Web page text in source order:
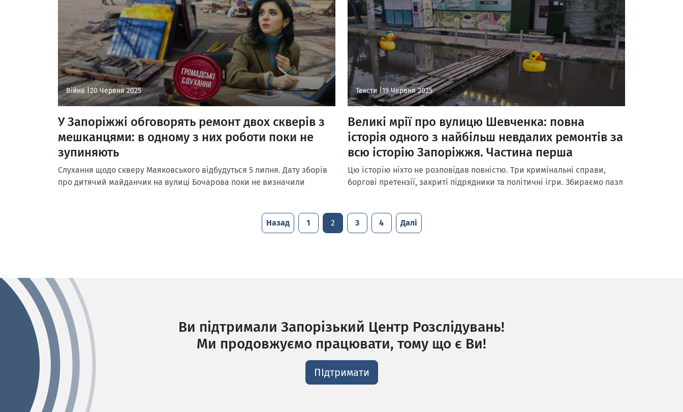
Війна |20 Червня 2025
У Запоріжжі обговорять ремонт двох скверів з
мешканцями: в одному з них роботи поки не
зупиняють
Слухання щодо скверу Маяковського відбудуться 5 липня. Дату зборів
про дитячий майданчик на вулиці Бочарова поки не визначили
Тексти |19 Червня 2025
Великі мрії про вулицю Шевченка: повна
історія одного з найбільш невдалих ремонтів за
всю історію Запоріжжя. Частина перша
Цю історію ніхто не розповідав повністю. Три кримінальні справи,
боргові претензії, закриті підрядники та політичні ігри. Збираємо пазл
Назад 1 2 3 4 Далі
Ви підтримали Запорізький Центр Розслідувань!
Ми продовжуємо працювати, тому що є Ви!
ПІдтримати